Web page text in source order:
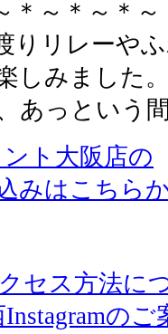
＊～＊～＊
リレーや
しみました
あっという
ト大阪店の
みはこちら
セス方法に
のご